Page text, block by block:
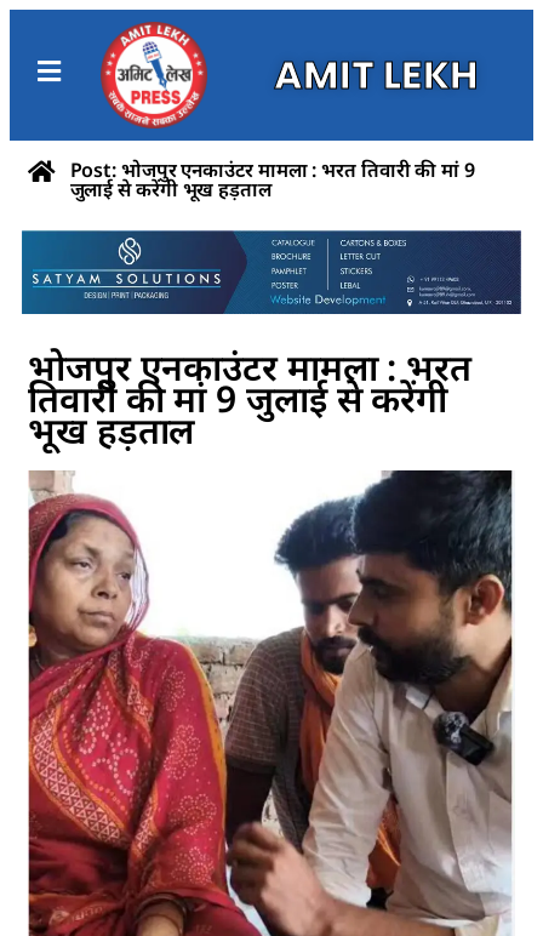
AMIT LEKH
Post: भोजपुर एनकाउंटर मामला : भरत तिवारी की मां 9
जुलाई से करेंगी भूख हड़ताल
भोजपुर एनकाउंटर मामला : भरत
तिवारी की मां 9 जुलाई से करेंगी
भूख हड़ताल